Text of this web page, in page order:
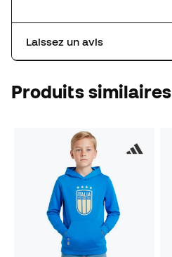
Laissez un avis
Produits similaires